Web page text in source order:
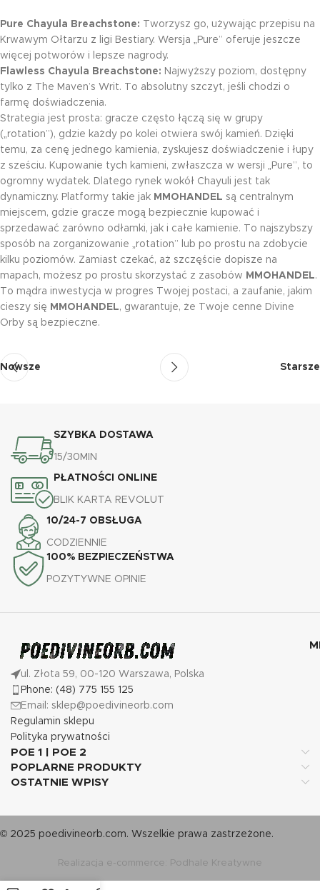
Pure Chayula Breachstone: Tworzysz go, używając przepisu na
Krwawym Ołtarzu z ligi Bestiary. Wersja „Pure” oferuje jeszcze
więcej potworów i lepsze nagrody.
Flawless Chayula Breachstone: Najwyższy poziom, dostępny
tylko z The Maven’s Writ. To absolutny szczyt, jeśli chodzi o
farmę doświadczenia.
Strategia jest prosta: gracze często łączą się w grupy
(„rotation”), gdzie każdy po kolei otwiera swój kamień. Dzięki
temu, za cenę jednego kamienia, zyskujesz doświadczenie i łupy
z sześciu. Kupowanie tych kamieni, zwłaszcza w wersji „Pure”, to
ogromny wydatek. Dlatego rynek wokół Chayuli jest tak
dynamiczny. Platformy takie jak MMOHANDEL są centralnym
miejscem, gdzie gracze mogą bezpiecznie kupować i
sprzedawać zarówno odłamki, jak i całe kamienie. To najszybszy
sposób na zorganizowanie „rotation” lub po prostu na zdobycie
kilku poziomów. Zamiast czekać, aż szczęście dopisze na
mapach, możesz po prostu skorzystać z zasobów MMOHANDEL.
To mądra inwestycja w progres Twojej postaci, a zaufanie, jakim
cieszy się MMOHANDEL, gwarantuje, że Twoje cenne Divine
Orby są bezpieczne.
Nowsze Starsze
SZYBKA DOSTAWA
15/30MIN
PŁATNOŚCI ONLINE
BLIK KARTA REVOLUT
10/24-7 OBSŁUGA
CODZIENNIE
100% BEZPIECZEŃSTWA
POZYTYWNE OPINIE
ul. Złota 59, 00-120 Warszawa, Polska
Phone: (48) 775 155 125
Email: sklep@poedivineorb.com
Regulamin sklepu
Polityka prywatności
POE 1 | POE 2
POPLARNE PRODUKTY
OSTATNIE WPISY
© 2025 poedivineorb.com. Wszelkie prawa zastrzeżone.
Realizacja e-commerce: Podhale Kreatywne